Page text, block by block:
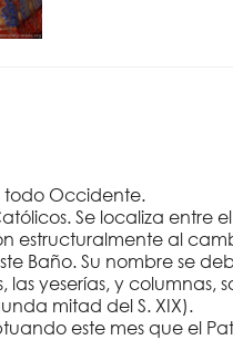
todo Occidente.
Se localiza entre el
estructuralmente al
Baño. Su nombre se
yeserías, y columnas,
mitad del S. XIX).
este mes que el